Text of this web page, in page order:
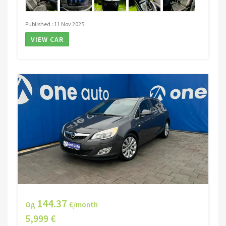
Published : 11 Nov 2025
VIEW CAR
Од 144.37 €/month
5,999 €